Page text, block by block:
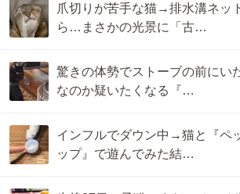
爪切りが苦手な猫→排水溝ネッ
ら…まさかの光景に「古…
驚きの体勢でストーブの前に
なのか疑いたくなる『…
インフルでダウン中→猫と『ペ
ップ』で遊んでみた結…